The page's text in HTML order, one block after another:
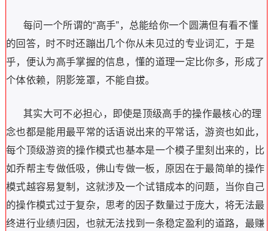
每问一个所谓的“高手”，总能给你一个圆满但有看不懂
的回答，时不时还蹦出几个你从未见过的专业词汇，于是
乎，便认为高手掌握的信息，懂的道理一定比你多，形成了
个体依赖，阴影笼罩，不能自拔。
其实大可不必担心，即使是顶级高手的操作最核心的理
念也都是能用最平常的话语说出来的平常话，游资也如此，
每个顶级游资的操作模式也基本是一个模子里刻出来的，比
如乔帮主专做低吸，佛山专做一板，原因在于最简单的操作
模式越容易复制，这就涉及一个试错成本的问题，当你自己
的操作模式过于复杂，思考的因子数量过于庞大，将无法最
终进行业绩归因，也就无法找到一条稳定盈利的道路，最赚